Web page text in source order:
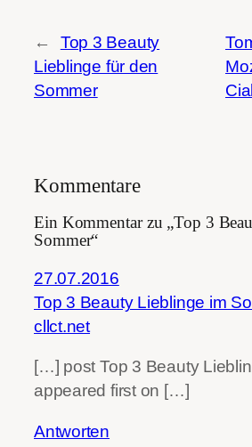
←
Top 3 Beauty
Lieblinge für den
Sommer
Kommentare
Ein Kommentar zu „Top 3
Sommer“
27.07.2016
Top 3 Beauty Lieblinge im
cllct.net
[…] post Top 3 Beauty
appeared first on […]
Antworten